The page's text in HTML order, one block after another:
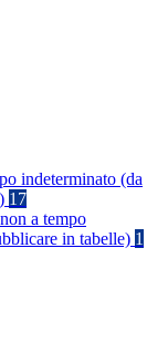
indeterminato (da
17
a tempo
in tabelle) 1